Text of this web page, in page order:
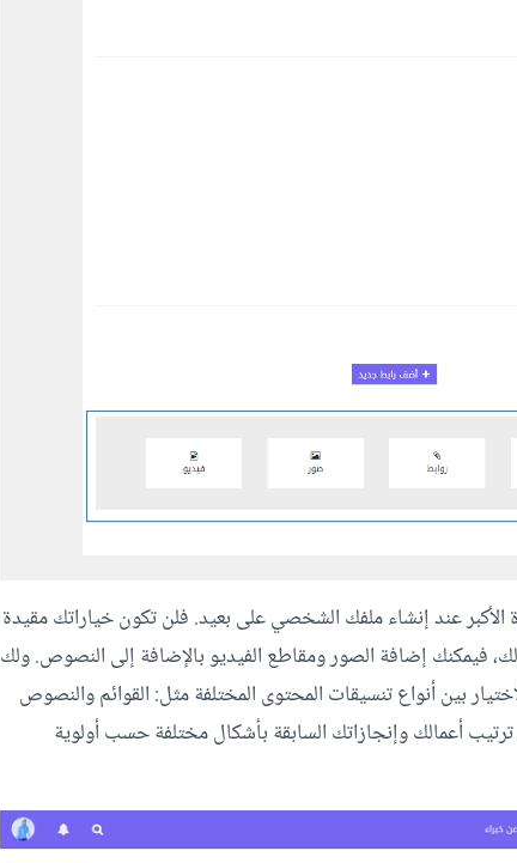
الأكبر عند إنشاء ملفك الشخصي على بعيد. فلن تكون خياراتك مقيدة
فيمكنك إضافة الصور ومقاطع الفيديو بالإضافة إلى النصوص. ولك
بين أنواع تنسيقات المحتوى المختلفة مثل: القوائم والنصوص
أعمالك وإنجازاتك السابقة بأشكال مختلفة حسب أولوية